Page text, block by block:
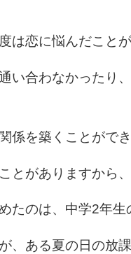
は恋に悩んだことが
い合わなかったり
係を築くことができ
とがありますから
たのは、中学2年生
、ある夏の日の放